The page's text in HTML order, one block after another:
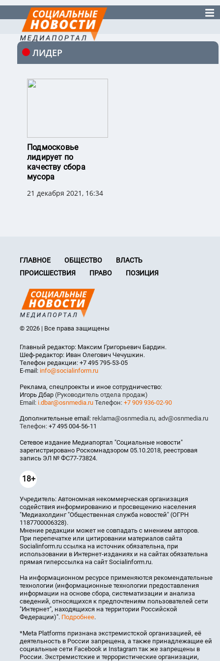
ЛИДЕР
Подмосковье
лидирует по
качеству сбора
мусора
21 декабря 2021, 16:34
ГЛАВНОЕ ОБЩЕСТВО
ВЛАСТЬ
ПРОИСШЕСТВИЯ
ПРАВО ПОЗИЦИЯ
© 2026 | Все права защищены
Главный редактор: Максим Григорьевич Бардин.
Шеф-редактор: Иван Олегович Чечушкин.
Телефон редакции: +7 495 795-53-05
E-mail: info@socialinform.ru
Реклама, спецпроекты и иное сотрудничество:
Игорь Дбар (Руководитель отдела продаж)
Email: i.dbar@osnmedia.ru Телефон: +7 909 936-02-90
Дополнительные email: reklama@osnmedia.ru, adv@osnmedia.ru
Телефон: +7 495 004-56-11
Сетевое издание Медиапортал "Социальные новости"
зарегистрировано Роскомнадзором 05.10.2018, реестровая
запись ЭЛ № ФС77-73824.
18+
Учредитель: Автономная некоммерческая организация
содействия информированию и просвещению населения
"Медиахолдинг "Общественная служба новостей" (ОГРН
1187700006328).
Мнение редакции может не совпадать с мнением авторов.
При перепечатке или цитировании материалов сайта
Socialinform.ru ссылка на источник обязательна, при
использовании в Интернет-изданиях и на сайтах обязательна
прямая гиперссылка на сайт Socialinform.ru.
На информационном ресурсе применяются рекомендательные
технологии (информационные технологии предоставления
информации на основе сбора, систематизации и анализа
сведений, относящихся к предпочтениям пользователей сети
"Интернет", находящихся на территории Российской
Федерации)". Подробнее.
*Meta Platforms признана экстремистской организацией, её
деятельность в России запрещена, а также принадлежащие ей
социальные сети Facebook и Instagram так же запрещены в
России. Экстремистские и террористические организации,